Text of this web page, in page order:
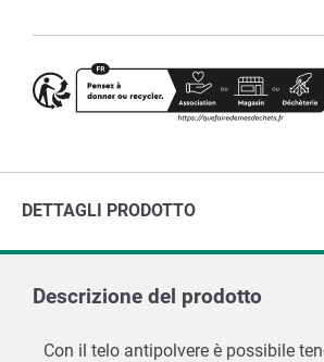
DETTAGLI PRODOTTO
Descrizione del prodotto
Con il telo antipolvere è possibile